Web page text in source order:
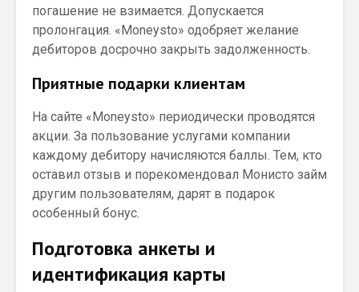
погашение не взимается. Допускается
пролонгация. «Moneysto» одобряет желание
дебиторов досрочно закрыть задолженность.
Приятные подарки клиентам
На сайте «Moneysto» периодически проводятся
акции. За пользование услугами компании
каждому дебитору начисляются баллы. Тем, кто
оставил отзыв и порекомендовал Монисто займ
другим пользователям, дарят в подарок
особенный бонус.
Подготовка анкеты и
идентификация карты